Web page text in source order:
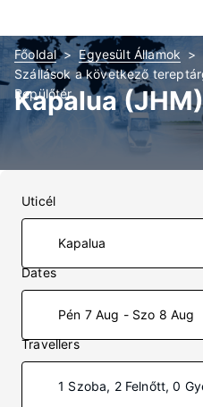
Főoldal
Egyesült Államok
Szállások a következő
Repülőtér
Kapalua
Uticél
Dates
Pén 7 Aug - Szo 8 Aug
Travellers
1 Szoba, 2 Felnőtt, 0